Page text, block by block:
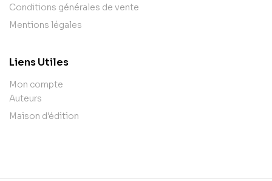
Conditions générales de vente
Mentions légales
Liens Utiles
Mon compte
Auteurs
Maison d'édition